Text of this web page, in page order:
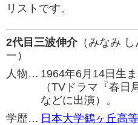
リストです。
2代目三波伸介（みなみ
一）
人物… 1964年6月14日生
（TVドラマ『春日
などに出演）。
学歴… 日本大学鶴ヶ丘高